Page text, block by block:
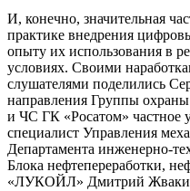
И, конечно, значительная
практике внедрения
опыту их использования в
условиях. Своими
слушателями поделились
направления Группы
и ЧС ГК «Росатом»
специалист Управления
Департамента инженерно-
Блока нефтепереработки,
«ЛУКОЙЛ» Дмитрий